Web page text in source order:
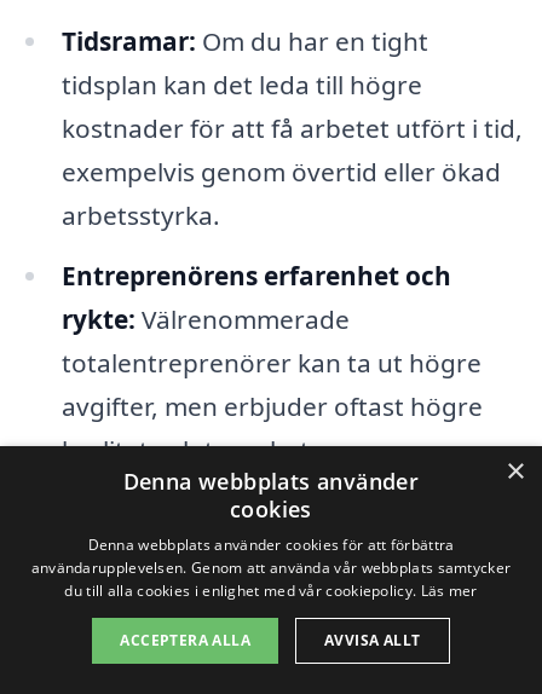
Tidsramar: Om du har en tight
tidsplan kan det leda till högre
kostnader för att få arbetet utfört i tid,
exempelvis genom övertid eller ökad
arbetsstyrka.
Entreprenörens erfarenhet och
rykte: Välrenommerade
totalentreprenörer kan ta ut högre
avgifter, men erbjuder oftast högre
kvalitet och trygghet.
För att få en bättre översikt över vad
totalentreprenad i Västra Bodarna kan
kosta, rekommenderar vi att du begär in
flera olika offerter från lokala
×
Denna webbplats använder
cookies
Denna webbplats använder cookies för att förbättra
användarupplevelsen. Genom att använda vår webbplats samtycker
du till alla cookies i enlighet med vår cookiepolicy. Läs mer
ACCEPTERA ALLA AVVISA ALLT